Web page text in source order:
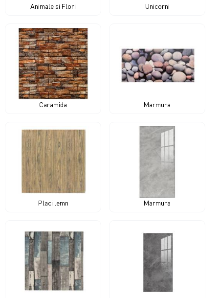
Animale si Flori Unicorni
Caramida Marmura
Placi lemn Marmura